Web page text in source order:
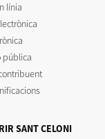
línia
pública
SANT CELONI